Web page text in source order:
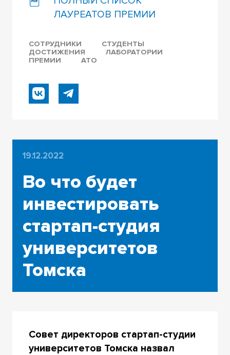
ЛАУРЕАТОВ ПРЕМИИ
СОТРУДНИКИ
СТУДЕНТЫ
ДОСТИЖЕНИЯ
ЛАБОРАТОРИИ
ПРЕМИИ
АТО
19.12.2022
Во что будет
инвестировать
стартап-студия
университетов
Томска
Совет директоров стартап-студии
университетов Томска назвал